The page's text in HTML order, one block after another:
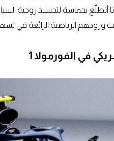
لي، وأنا أتطلّع بحماسة لتجسيد
وروحهم الرياضية الرائعة في
في الفورمولا 1